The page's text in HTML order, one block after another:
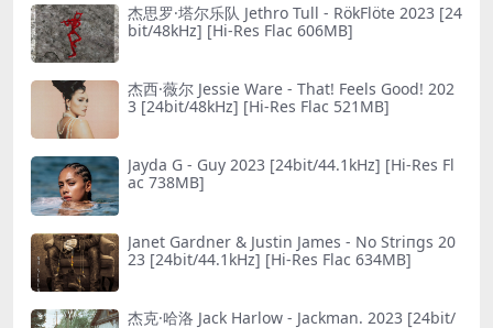
杰思罗·塔尔乐队 Jethro Tull - RökFlöte 2023 [24
bit/48kHz] [Hi-Res Flac 606MB]
杰西·薇尔 Jessie Ware - That! Feels Good! 202
3 [24bit/48kHz] [Hi-Res Flac 521MB]
Jayda G - Guy 2023 [24bit/44.1kHz] [Hi-Res Fl
ac 738MB]
Janet Gardner & Justin James - No Striпgs 20
23 [24bit/44.1kHz] [Hi-Res Flac 634MB]
杰克·哈洛 Jack Harlow - Jackman. 2023 [24bit/